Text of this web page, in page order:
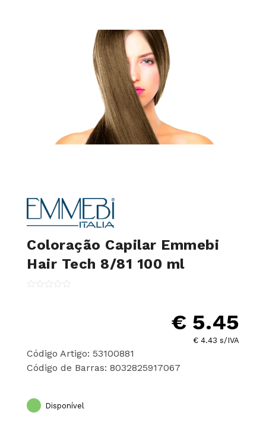
Coloração Capilar Emmebi
Hair Tech 8/81 100 ml
€ 5.45
€ 4.43 s/IVA
Código Artigo: 53100881
Código de Barras: 8032825917067
Disponível